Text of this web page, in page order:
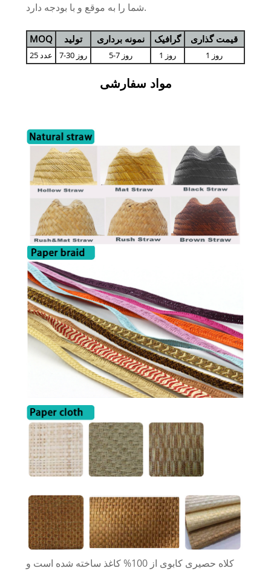
شما را به موقع و با بودجه دارد.
MOQ تولید نمونه برداری گرافیک قیمت گذاری
25 عدد 7-30 روز 5-7 روز 1 روز 1 روز
مواد سفارشی
کلاه حصیری کابوی از 100% کاغذ ساخته شده است و